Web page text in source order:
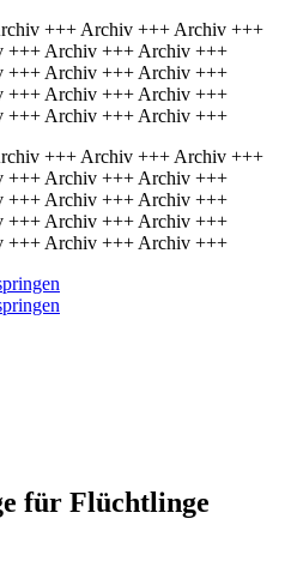
+++ Archiv +++ Archiv +++
+++ Archiv +++ Archiv +++
+++ Archiv +++ Archiv +++
+++ Archiv +++ Archiv +++
+++ Archiv +++ Archiv +++
+++ Archiv +++ Archiv +++
+++ Archiv +++ Archiv +++
+++ Archiv +++ Archiv +++
+++ Archiv +++ Archiv +++
+++ Archiv +++ Archiv +++
für Flüchtlinge